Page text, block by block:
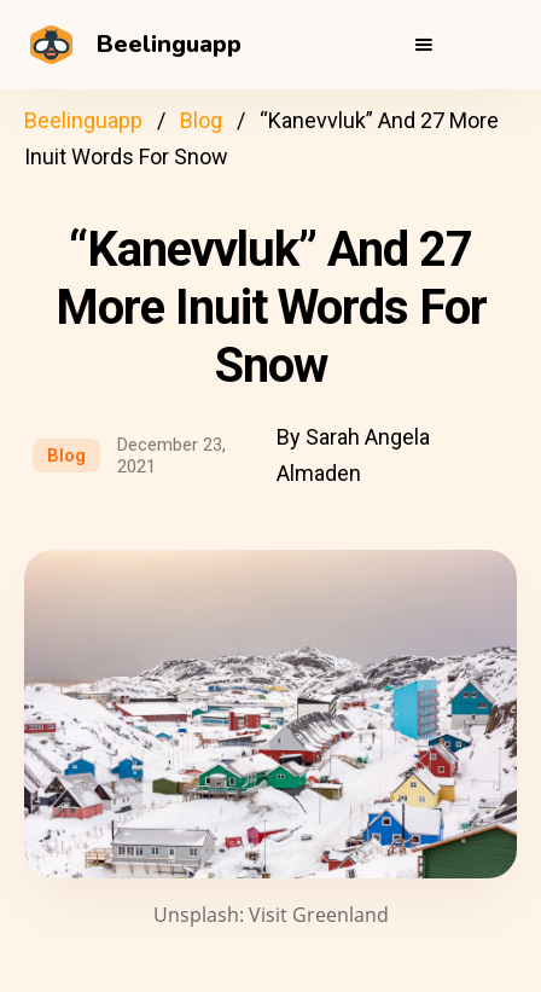
Beelinguapp
Beelinguapp Blog
“Kanevvluk” And 27 More
Inuit Words For Snow
“Kanevvluk” And 27
More Inuit Words For
Snow
Blog
December 23,
2021
By Sarah Angela
Almaden
Unsplash: Visit Greenland